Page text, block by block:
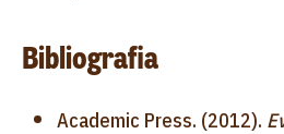
Bibliografia
Academic Press. (2012).